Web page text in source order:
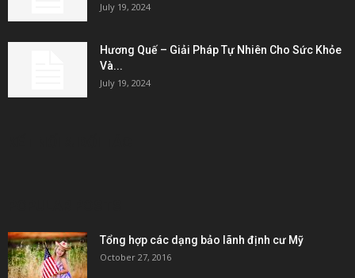
July 19, 2024
Hương Quế – Giải Pháp Tự Nhiên Cho Sức Khỏe
Và...
July 19, 2024
Tổng hợp các dạng bảo lãnh định cư Mỹ
October 27, 2016